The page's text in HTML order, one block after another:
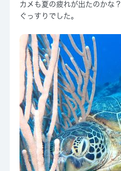
カメも夏の疲れが出たのかな？
ぐっすりでした。